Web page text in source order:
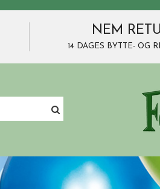
NEM
14 DAGES BYTTE- OG